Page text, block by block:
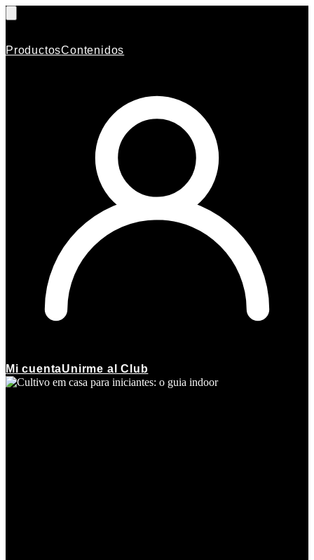
ProductosContenidos
Mi cuentaUnirme al Club